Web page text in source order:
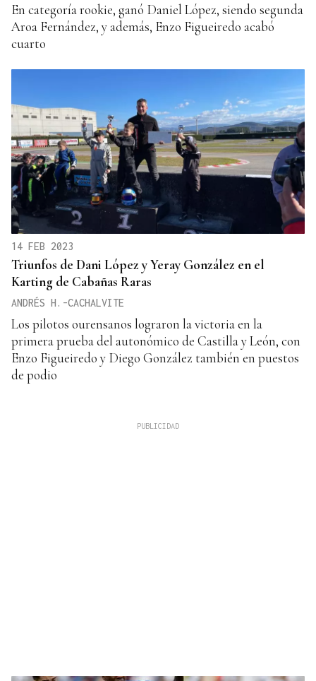
En categoría rookie, ganó Daniel López, siendo segunda
Aroa Fernández, y además, Enzo Figueiredo acabó
cuarto
14 FEB 2023
Triunfos de Dani López y Yeray González en el
Karting de Cabañas Raras
ANDRÉS H.-CACHALVITE
Los pilotos ourensanos lograron la victoria en la
primera prueba del autonómico de Castilla y León, con
Enzo Figueiredo y Diego González también en puestos
de podio